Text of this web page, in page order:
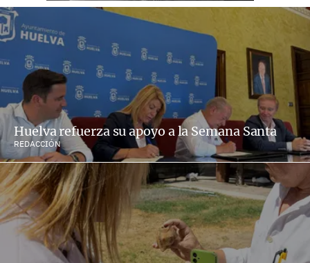
Huelva refuerza su apoyo a la Semana Santa
REDACCIÓN